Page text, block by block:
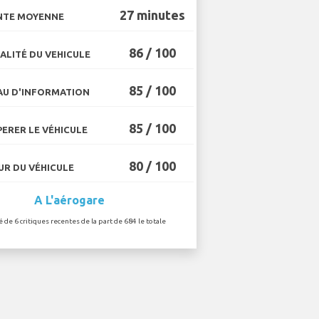
MOYENNE 27 minutes
DU VEHICULE 86 / 100
D'INFORMATION 85 / 100
LE VÉHICULE 85 / 100
DU VÉHICULE 80 / 100
A L'aérogare
de 6 critiques recentes de la part de 684 le totale